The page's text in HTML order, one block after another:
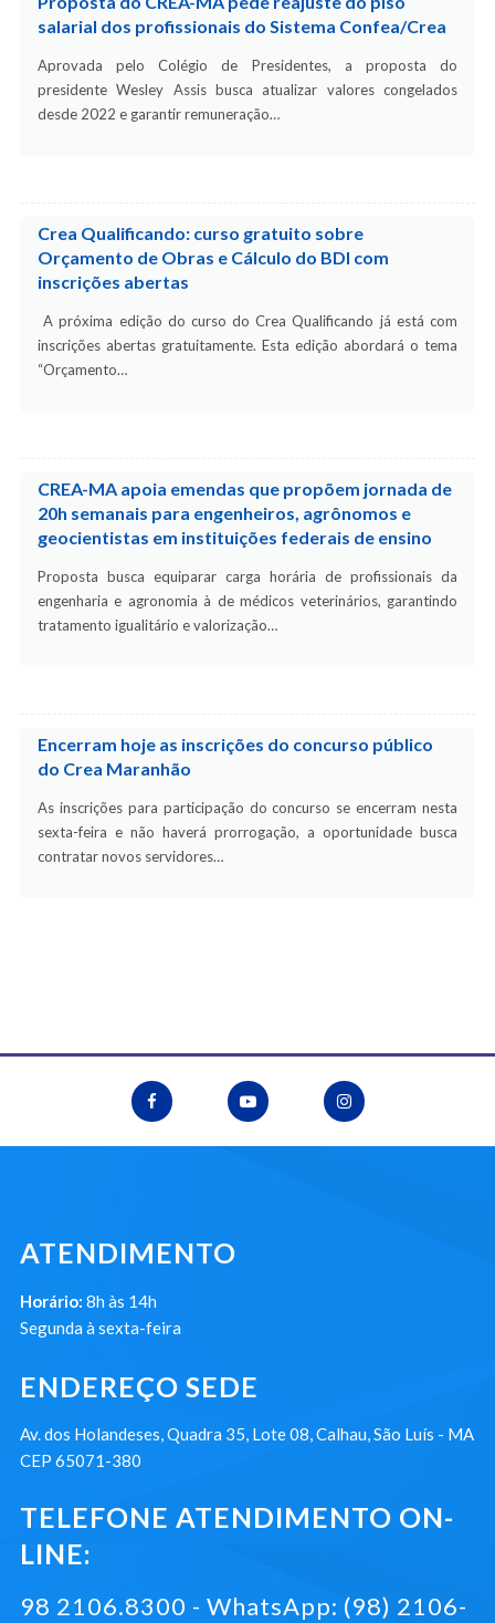
salarial dos profissionais do Sistema Confea/Crea
Aprovada pelo Colégio de Presidentes, a proposta do
presidente Wesley Assis busca atualizar valores congelados
desde 2022 e garantir remuneração…
Crea Qualificando: curso gratuito sobre
Orçamento de Obras e Cálculo do BDI com
inscrições abertas
A próxima edição do curso do Crea Qualificando já está com
inscrições abertas gratuitamente. Esta edição abordará o tema
“Orçamento…
CREA-MA apoia emendas que propõem jornada de
20h semanais para engenheiros, agrônomos e
geocientistas em instituições federais de ensino
Proposta busca equiparar carga horária de profissionais da
engenharia e agronomia à de médicos veterinários, garantindo
tratamento igualitário e valorização…
Encerram hoje as inscrições do concurso público
do Crea Maranhão
As inscrições para participação do concurso se encerram nesta
sexta-feira e não haverá prorrogação, a oportunidade busca
contratar novos servidores…
ATENDIMENTO
Horário: 8h às 14h
Segunda à sexta-feira
ENDEREÇO SEDE
Av. dos Holandeses, Quadra 35, Lote 08, Calhau, São Luís - MA
CEP 65071-380
TELEFONE ATENDIMENTO ON-
LINE:
98 2106.8300 - WhatsApp: (98) 2106-